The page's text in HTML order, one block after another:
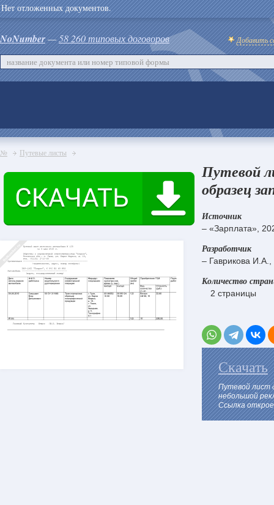
Нет отложенных документов.
NoNumber—58 260 типовых договоров Добавить
№ Путевые листы
Путевой
образец
Источник
– «Зарплата»,
Разработчик
– Гаврикова И.А.,
Количество
2 страницы
Скачать
Путевой лист
небольшой
Ссылка